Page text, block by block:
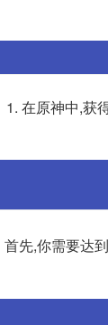
在原神中,
先,你需要达